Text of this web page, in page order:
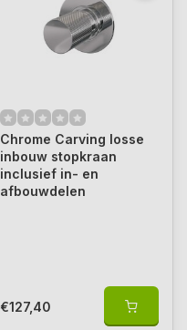
Chrome Carving losse
inbouw stopkraan
inclusief in- en
afbouwdelen
€127,40